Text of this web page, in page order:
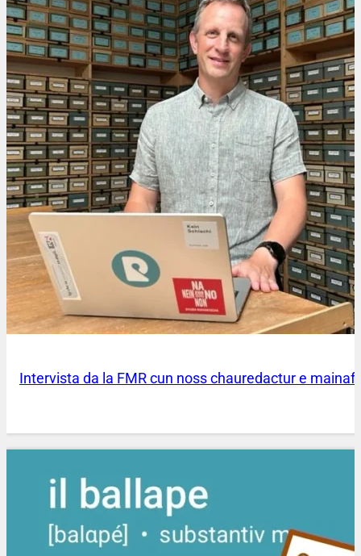
Intervista da la FMR cun noss chauredactur e